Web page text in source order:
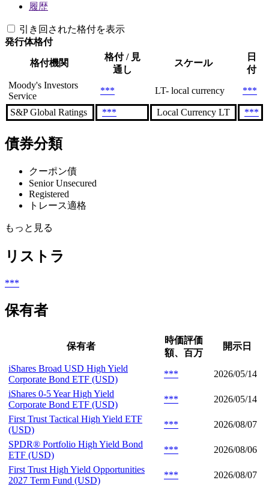
履歴
引き回された格付を表示
発行体格付
格付機関
格付 / 見
通し
スケール
日
付
Moody's Investors
Service
*** LT- local currency ***
S&P Global Ratings *** Local Currency LT ***
債券分類
クーポン債
Senior Unsecured
Registered
トレース適格
もっと見る
リストラ
***
保有者
保有者
時価評価
額、百万
開示日
iShares Broad USD High Yield
Corporate Bond ETF (USD)
***
2026/05/14
iShares 0-5 Year High Yield
Corporate Bond ETF (USD)
***
2026/05/14
First Trust Tactical High Yield ETF
(USD)
***
2026/08/07
SPDR® Portfolio High Yield Bond
ETF (USD)
***
2026/08/06
First Trust High Yield Opportunities
2027 Term Fund (USD)
***
2026/08/07